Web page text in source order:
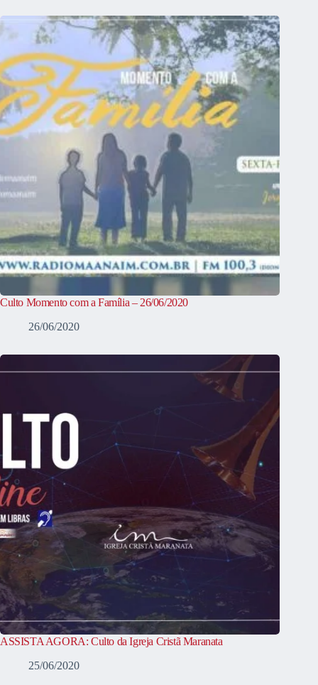
Culto Momento com a Família – 26/06/2020
26/06/2020
ASSISTA AGORA: Culto da Igreja Cristã Maranata
25/06/2020